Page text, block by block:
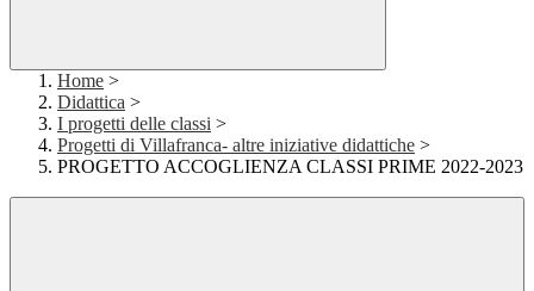
Home >
Didattica >
I progetti delle classi >
Progetti di Villafranca- altre iniziative didattiche >
PROGETTO ACCOGLIENZA CLASSI PRIME 2022-2023